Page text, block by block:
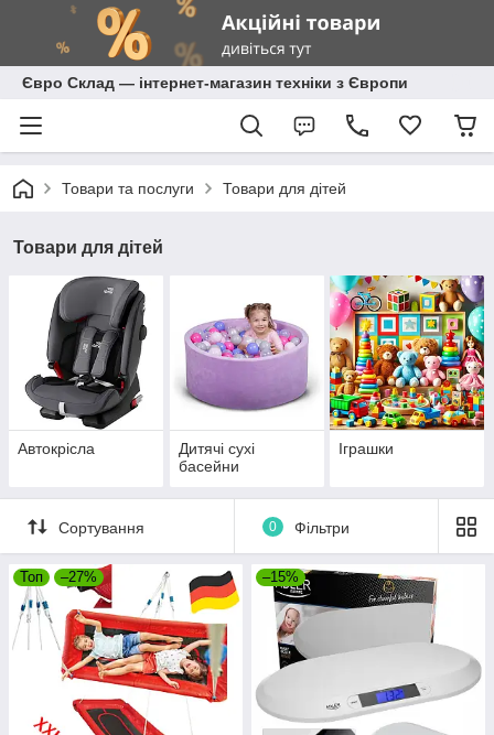
Євро Склад — інтернет-магазин техніки з Європи
Товари та послуги Товари для дітей
Товари для дітей
Автокрісла
Дитячі сухі
басейни
Іграшки
Сортування 0 Фільтри
Топ –27% –15%